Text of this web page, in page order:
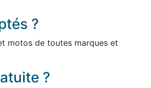
?
motos de toutes marques et
?